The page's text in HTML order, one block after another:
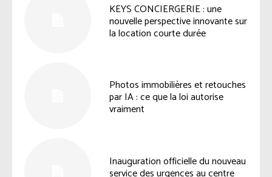
KEYS CONCIERGERIE : une
nouvelle perspective innovante sur
la location courte durée
Photos immobilières et retouches
par IA : ce que la loi autorise
vraiment
Inauguration officielle du nouveau
service des urgences au centre